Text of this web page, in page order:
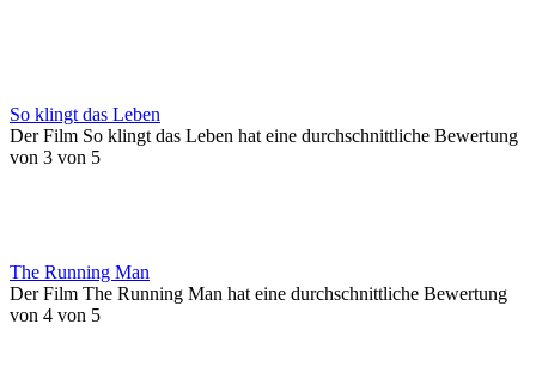
So klingt das Leben
Der Film So klingt das Leben hat eine durchschnittliche Bewertung
von 3 von 5
The Running Man
Der Film The Running Man hat eine durchschnittliche Bewertung
von 4 von 5